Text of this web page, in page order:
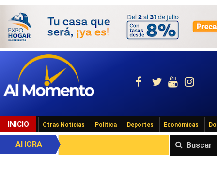
INICIO Otras Noticias Política Deportes Económicas
Buscar
AHORA